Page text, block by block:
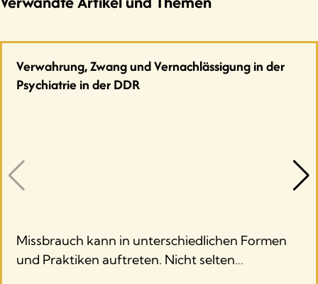
Verwahrung, Zwang und Vernachlässigung in der
Psychiatrie in der DDR
Missbrauch kann in unterschiedlichen Formen
und Praktiken auftreten. Nicht selten…